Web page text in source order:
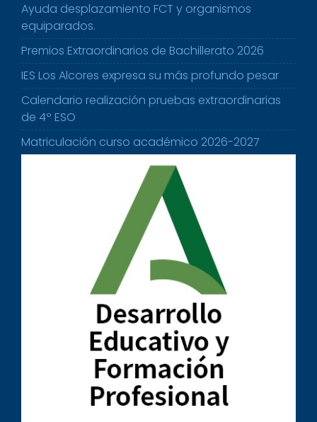
Ayuda desplazamiento FCT y organismos
equiparados.
Premios Extraordinarios de Bachillerato 2026
IES Los Alcores expresa su más profundo pesar
Calendario realización pruebas extraordinarias
de 4º ESO
Matriculación curso académico 2026-2027